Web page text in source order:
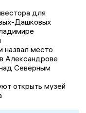
для
Дашковых
назвал место
Александрове
Северным
открыть музей